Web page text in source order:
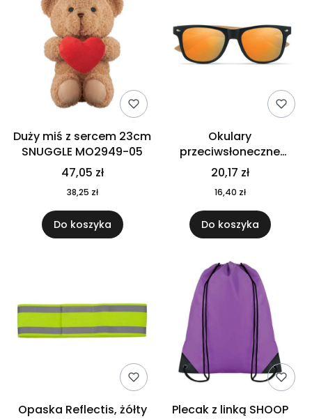
Duży miś z sercem 23cm
SNUGGLE MO2949-05
47,05 zł
38,25 zł
Do koszyka
Okulary
przeciwsłoneczne
CALIFORNIA TOUCH
MO9617-10
20,17 zł
16,40 zł
Do koszyka
Opaska Reflectis, żółty
Plecak z linką SHOOP